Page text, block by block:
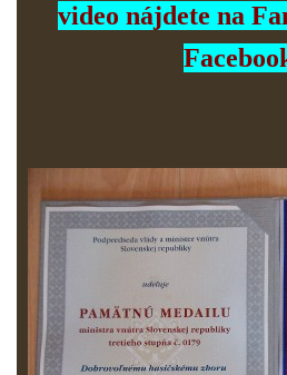
video nájdete na